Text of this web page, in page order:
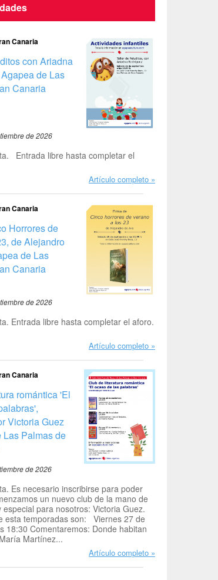
Canaria
con Ariadna
de Las
Canaria
de 2026
Entrada libre hasta completar el
Artículo completo
Canaria
Horrores de
de Alejandro
de Las
Canaria
de 2026
Entrada libre hasta completar el aforo.
Artículo completo
Canaria
romántica 'El
Victoria Guez
Las Palmas de
de 2026
Es necesario inscribirse para poder
un nuevo club de la mano de
especial para nosotros: Victoria Guez.
esta temporadas son: Viernes 27 de
18:30 Comentaremos: Donde habitan
Martínez...
Artículo completo